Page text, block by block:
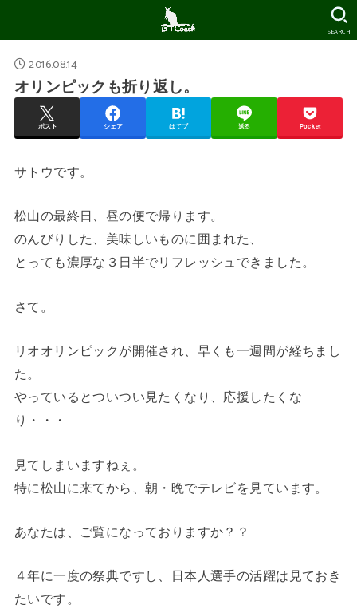
SEARCH
2016.08.14
オリンピックも折り返し。
ポスト シェア はてブ 送る Pocket
サトウです。
松山の最終日、昼の便で帰ります。
のんびりした、美味しいものに囲まれた、
とっても濃厚な３日半でリフレッシュできました。
さて。
リオオリンピックが開催され、早くも一週間が経ちまし
た。
やっているとついつい見たくなり、応援したくな
り・・・
見てしまいますねぇ。
特に松山に来てから、朝・晩でテレビを見ています。
あなたは、ご覧になっておりますか？？
４年に一度の祭典ですし、日本人選手の活躍は見ておき
たいです。